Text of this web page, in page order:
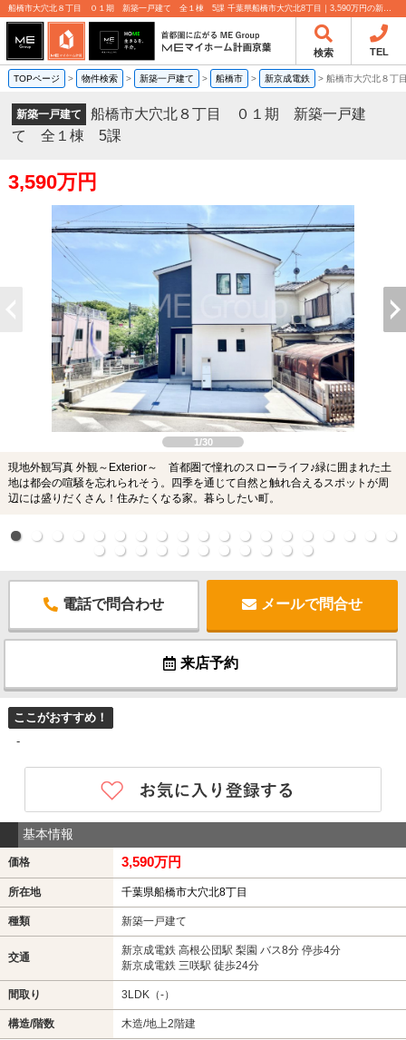
船橋市大穴北８丁目 ０１期 新築一戸建て 全１棟 5課 千葉県船橋市大穴北8丁目｜3,590万円の新築一戸建て｜分譲住宅や新築物件｜MEマイホーム計画京葉株式会社
検索 TEL
TOPページ > 物件検索 > 新築一戸建て > 船橋市 > 新京成電鉄 > 船橋市大穴北８
新築一戸建て
船橋市大穴北８丁目 ０１期 新築一戸建
て 全１棟 5課
3,590万円
1/30
現地外観写真 外観～Exterior～ 首都圏で憧れのスローライフ♪緑に囲まれた土
地は都会の喧騒を忘れられそう。四季を通じて自然と触れ合えるスポットが周
辺には盛りだくさん！住みたくなる家。暮らしたい町。
電話で問合わせ メールで問合せ
来店予約
ここがおすすめ！
-
基本情報
価格 3,590万円
所在地 千葉県船橋市大穴北8丁目
種類 新築一戸建て
交通
新京成電鉄 高根公団駅 梨園 バス8分 停歩4分
新京成電鉄 三咲駅 徒歩24分
間取り 3LDK（-）
構造/階数 木造/地上2階建